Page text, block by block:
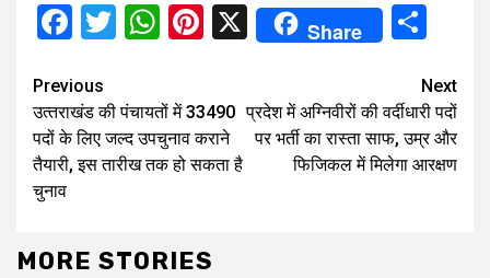
Facebook
Twitter
WhatsApp
Pinterest
X Share
Continue
Reading
Previous
उत्‍तराखंड की पंचायतों में 33490
पदों के लिए जल्द उपचुनाव कराने
तैयारी, इस तारीख तक हो सकता है
चुनाव
Next
प्रदेश में अग्निवीरों की वर्दीधारी पदों
पर भर्ती का रास्ता साफ, उम्र और
फिजिकल में मिलेगा आरक्षण
MORE STORIES